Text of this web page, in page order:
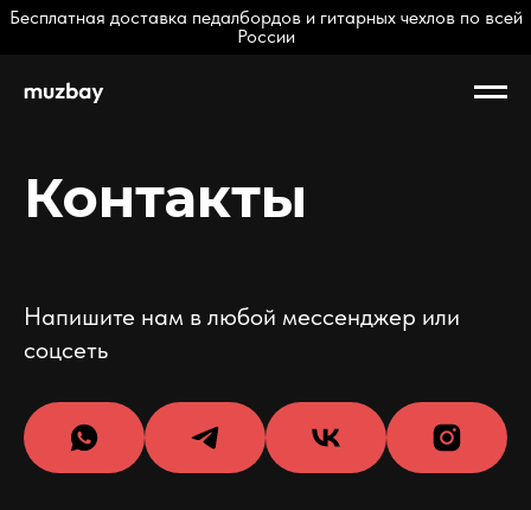
Бесплатная доставка педалбордов и гитарных чехлов по всей
России
Контакты
Напишите нам в любой мессенджер или
соцсеть